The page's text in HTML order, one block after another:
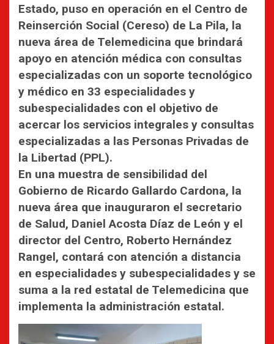
Estado, puso en operación en el Centro de
Reinserción Social (Cereso) de La Pila, la
nueva área de Telemedicina que brindará
apoyo en atención médica con consultas
especializadas con un soporte tecnológico
y médico en 33 especialidades y
subespecialidades con el objetivo de
acercar los servicios integrales y consultas
especializadas a las Personas Privadas de
la Libertad (PPL).
En una muestra de sensibilidad del
Gobierno de Ricardo Gallardo Cardona, la
nueva área que inauguraron el secretario
de Salud, Daniel Acosta Díaz de León y el
director del Centro, Roberto Hernández
Rangel, contará con atención a distancia
en especialidades y subespecialidades y se
suma a la red estatal de Telemedicina que
implementa la administración estatal.